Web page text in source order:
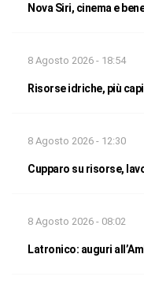
Nova Siri, cinema e
8 Agosto 2026 - 18:54
Risorse idriche, più
8 Agosto 2026 - 12:30
Cupparo su risorse,
8 Agosto 2026 - 08:02
Latronico: auguri